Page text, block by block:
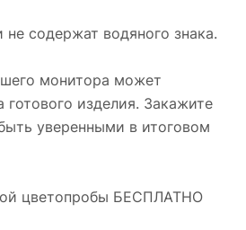
содержат водяного знака.
монитора может
готового изделия. Закажите
уверенными в итоговом
цветопробы БЕСПЛАТНО